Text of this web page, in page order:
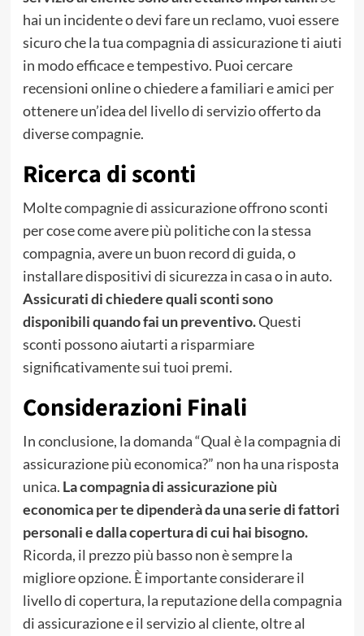
hai un incidente o devi fare un reclamo, vuoi essere
sicuro che la tua compagnia di assicurazione ti aiuti
in modo efficace e tempestivo. Puoi cercare
recensioni online o chiedere a familiari e amici per
ottenere un’idea del livello di servizio offerto da
diverse compagnie.
Ricerca di sconti
Molte compagnie di assicurazione offrono sconti
per cose come avere più politiche con la stessa
compagnia, avere un buon record di guida, o
installare dispositivi di sicurezza in casa o in auto.
Assicurati di chiedere quali sconti sono
disponibili quando fai un preventivo.Questi
sconti possono aiutarti a risparmiare
significativamente sui tuoi premi.
Considerazioni Finali
In conclusione, la domanda “Qual è la compagnia di
assicurazione più economica?” non ha una risposta
unica. La compagnia di assicurazione più
economica per te dipenderà da una serie di fattori
personali e dalla copertura di cui hai bisogno.
Ricorda, il prezzo più basso non è sempre la
migliore opzione. È importante considerare il
livello di copertura, la reputazione della compagnia
di assicurazione e il servizio al cliente, oltre al